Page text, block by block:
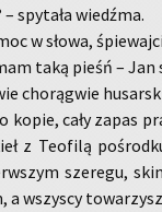
spy­ta­ła wiedź­ma.
w słowa,
taką pieśń – Jan
cho­rą­gwie
kopie, cały zapas
z Teo­fi­lą
sze­re­gu,
a wszy­scy